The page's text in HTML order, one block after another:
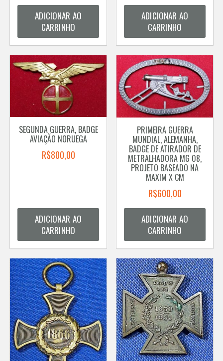
ADICIONAR AO
CARRINHO
ADICIONAR AO
CARRINHO
SEGUNDA GUERRA, BADGE
AVIAÇÃO NORUEGA
R$800,00
ADICIONAR AO
CARRINHO
PRIMEIRA GUERRA
MUNDIAL, ALEMANHA,
BADGE DE ATIRADOR DE
METRALHADORA MG 08,
PROJETO BASEADO NA
MAXIM X CM
R$600,00
ADICIONAR AO
CARRINHO